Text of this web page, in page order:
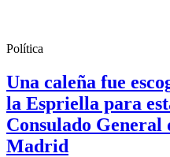
Política
Una caleña fue
la Espriella para
Consulado General
Madrid